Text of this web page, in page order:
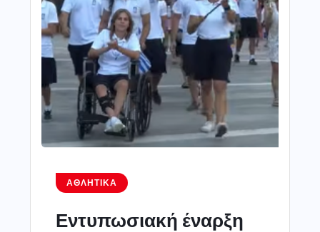
ΑΘΛΗΤΙΚΆ
Εντυπωσιακή έναρξη